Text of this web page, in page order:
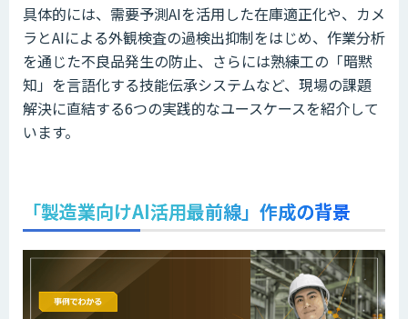
具体的には、需要予測AIを活用した在庫適正化や、カメ
ラとAIによる外観検査の過検出抑制をはじめ、作業分析
を通じた不良品発生の防止、さらには熟練工の「暗黙
知」を言語化する技能伝承システムなど、現場の課題
解決に直結する6つの実践的なユースケースを紹介して
います。
「製造業向けAI活用最前線」作成の背景